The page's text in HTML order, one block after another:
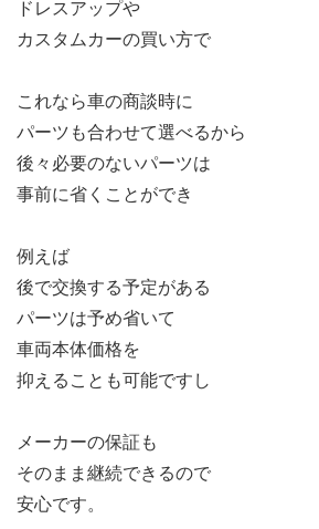
ドレスアップや
カスタムカーの買い方で
これなら車の商談時に
パーツも合わせて選べるから
後々必要のないパーツは
事前に省くことができ
例えば
後で交換する予定がある
パーツは予め省いて
車両本体価格を
抑えることも可能ですし
メーカーの保証も
そのまま継続できるので
安心です。